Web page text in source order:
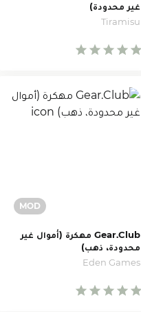
غير محدودة)
Tiramisu
Gear.Club مهكرة (أموال غير
محدودة، ذهب)
Eden Games